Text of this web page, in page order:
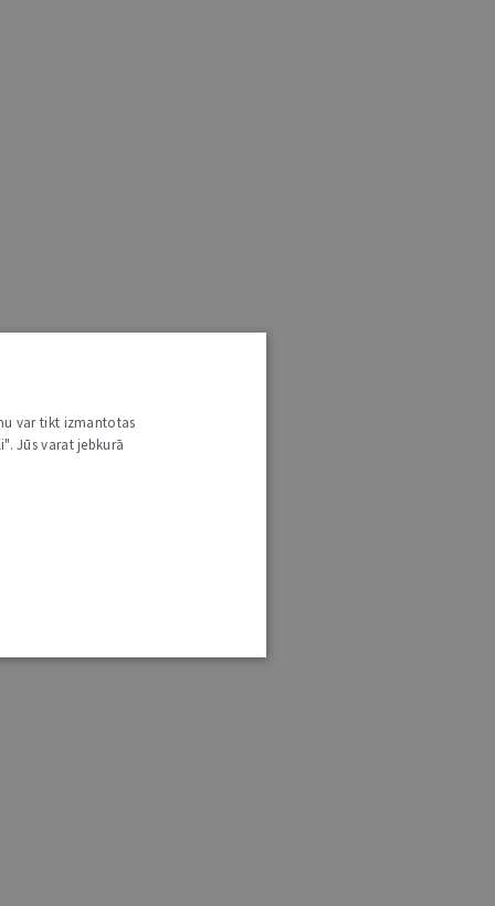
var tikt izmantotas
Jūs varat jebkurā